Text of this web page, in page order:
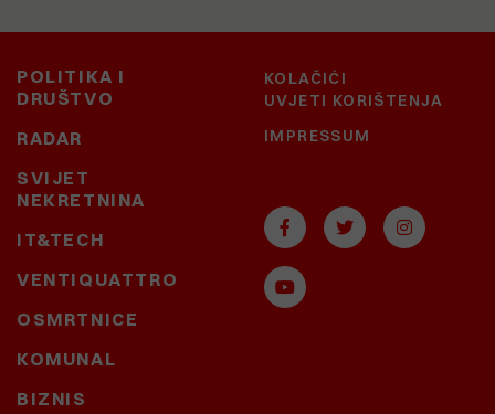
POLITIKA I
DRUŠTVO
RADAR
SVIJET
NEKRETNINA
IT&TECH
VENTIQUATTRO
OSMRTNICE
KOMUNAL
BIZNIS
KOLAČIĆI
UVJETI KORIŠTENJA
IMPRESSUM